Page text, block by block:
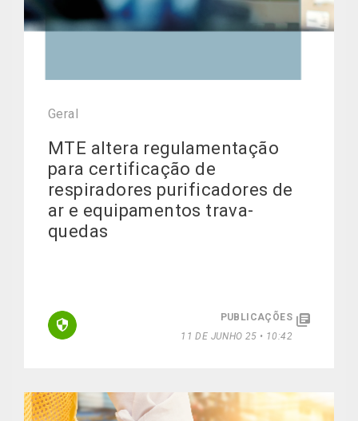
Geral
MTE altera regulamentação
para certificação de
respiradores purificadores de
ar e equipamentos trava-
quedas
PUBLICAÇÕES
11 DE JUNHO 25 • 10:42